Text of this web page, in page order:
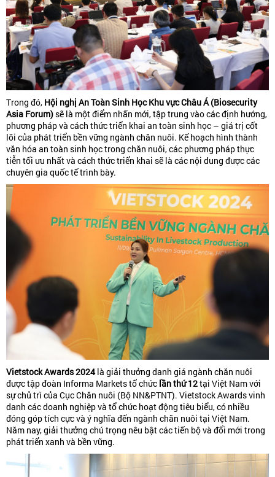
Trong đó, Hội nghị An Toàn Sinh Học Khu vực Châu Á (Biosecurity
Asia Forum)sẽ là một điểm nhấn mới, tập trung vào các định hướng,
phương pháp và cách thức triển khai an toàn sinh học – giá trị cốt
lõi của phát triển bền vững ngành chăn nuôi. Kế hoạch hình thành
văn hóa an toàn sinh học trong chăn nuôi, các phương pháp thực
tiễn tối ưu nhất và cách thức triển khai sẽ là các nội dung được các
chuyên gia quốc tế trình bày.
Vietstock Awards 2024là giải thưởng danh giá ngành chăn nuôi
được tập đoàn Informa Markets tổ chức lần thứ 12tại Việt Nam với
sự chủ trì của Cục Chăn nuôi (Bộ NN&PTNT). Vietstock Awards vinh
danh các doanh nghiệp và tổ chức hoạt động tiêu biểu, có nhiều
đóng góp tích cực và ý nghĩa đến ngành chăn nuôi tại Việt Nam.
Năm nay, giải thưởng chú trọng nêu bật các tiến bộ và đổi mới trong
phát triển xanh và bền vững.